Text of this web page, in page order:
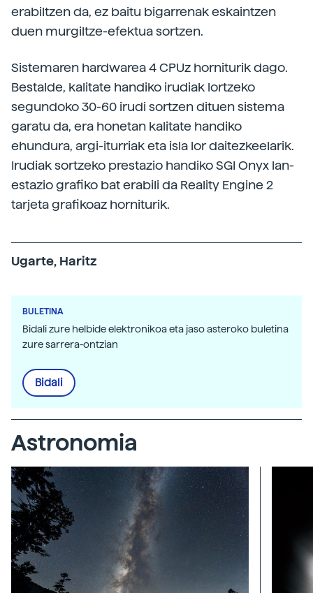
erabiltzen da, ez baitu bigarrenak eskaintzen
duen murgiltze-efektua sortzen.
Sistemaren hardwarea 4 CPUz horniturik dago.
Bestalde, kalitate handiko irudiak lortzeko
segundoko 30-60 irudi sortzen dituen sistema
garatu da, era honetan kalitate handiko
ehundura, argi-iturriak eta isla lor daitezkeelarik.
Irudiak sortzeko prestazio handiko SGI Onyx lan-
estazio grafiko bat erabili da Reality Engine 2
tarjeta grafikoaz horniturik.
Ugarte, Haritz
BULETINA
Bidali zure helbide elektronikoa eta jaso asteroko buletina
zure sarrera-ontzian
Bidali
Astronomia